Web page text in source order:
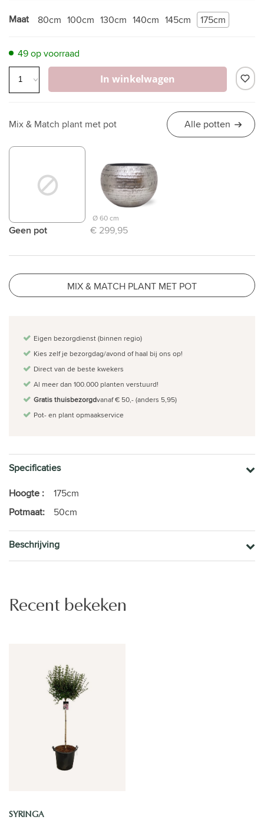
Maat 175cm
80cm 130cm 145cm
100cm 140cm
49 op voorraad
In winkelwagen
Mix & Match plant met pot Alle potten
Geen pot € 299,95
Ø 60 cm
MIX & MATCH PLANT MET POT
Eigen bezorgdienst (binnen regio)
Kies zelf je bezorgdag/avond of haal bij ons op!
Direct van de beste kwekers
Al meer dan 100.000 planten verstuurd!
Gratis thuisbezorgdvanaf € 50,- (anders 5,95)
Pot- en plant opmaakservice
Specificaties
Hoogte :
175cm
Potmaat:
50cm
Beschrijving
Recent bekeken
SYRINGA